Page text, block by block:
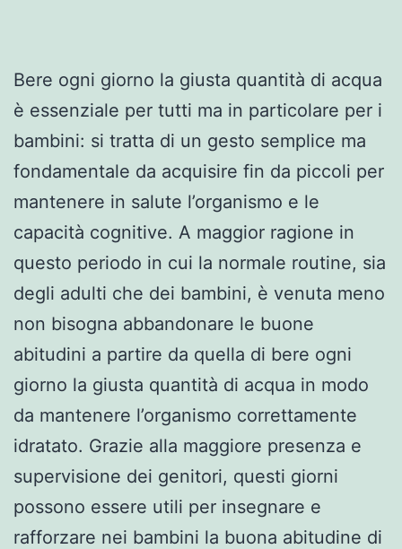
Bere ogni giorno la giusta quantità di acqua
è essenziale per tutti ma in particolare per i
bambini: si tratta di un gesto semplice ma
fondamentale da acquisire fin da piccoli per
mantenere in salute l’organismo e le
capacità cognitive. A maggior ragione in
questo periodo in cui la normale routine, sia
degli adulti che dei bambini, è venuta meno
non bisogna abbandonare le buone
abitudini a partire da quella di bere ogni
giorno la giusta quantità di acqua in modo
da mantenere l’organismo correttamente
idratato. Grazie alla maggiore presenza e
supervisione dei genitori, questi giorni
possono essere utili per insegnare e
rafforzare nei bambini la buona abitudine di